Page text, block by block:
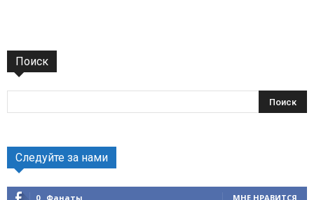
Поиск
Следуйте за нами
0 Фанаты МНЕ НРАВИТСЯ